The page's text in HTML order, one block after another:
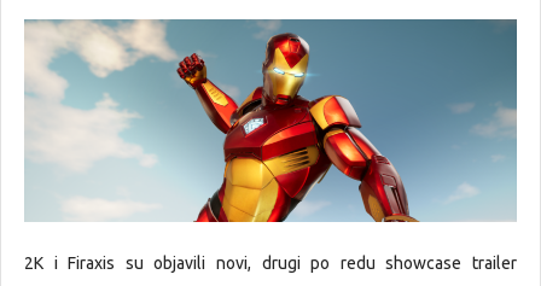
2K i Firaxis su objavili novi, drugi po redu showcase trailer